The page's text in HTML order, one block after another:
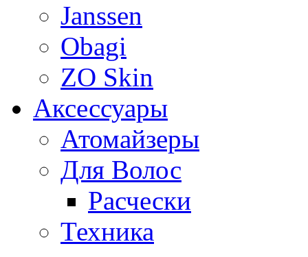
Janssen
Obagi
ZO Skin
Aксессуары
Атомайзеры
Для Волос
Расчески
Техника